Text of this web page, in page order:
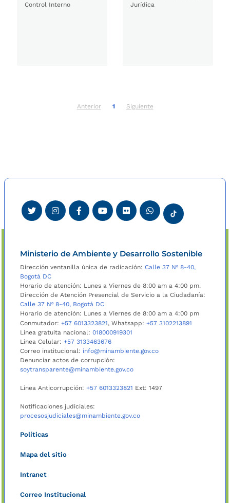
Control Interno
Jurídica
Anterior 1 Siguiente
Ministerio de Ambiente y Desarrollo Sostenible
Dirección ventanilla única de radicación: Calle 37 Nº 8-40,
Bogotá DC
Horario de atención: Lunes a Viernes de 8:00 am a 4:00 pm.
Dirección de Atención Presencial de Servicio a la Ciudadanía:
Calle 37 Nº 8-40, Bogotá DC
Horario de atención: Lunes a Viernes de 8:00 am a 4:00 pm
Conmutador: +57 6013323821, Whatsapp: +57 3102213891
Línea gratuita nacional: 018000919301
Línea Celular: +57 3133463676
Correo institucional: info@minambiente.gov.co
Denunciar actos de corrupción:
soytransparente@minambiente.gov.co
Línea Anticorrupción: +57 6013323821 Ext: 1497
Notificaciones judiciales:
procesosjudiciales@minambiente.gov.co
Políticas
Mapa del sitio
Intranet
Correo Institucional